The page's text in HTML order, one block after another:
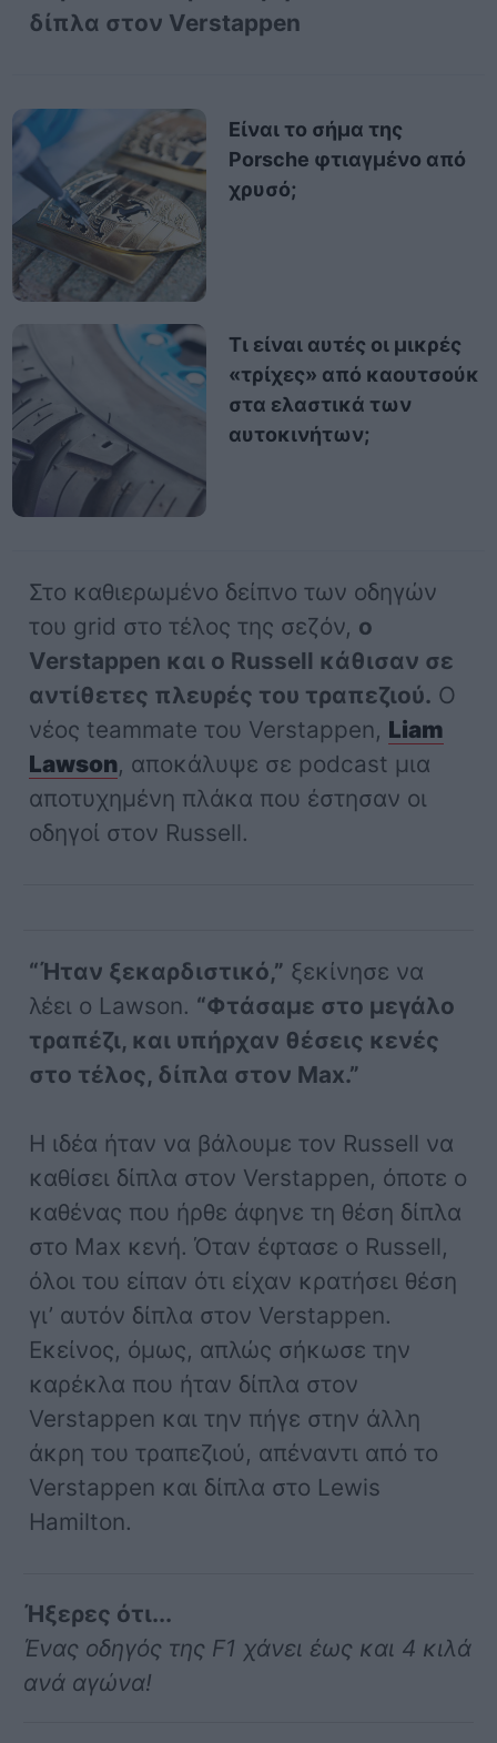
δίπλα στον Verstappen
Είναι το σήμα της
Porsche φτιαγμένο από
χρυσό;
Τι είναι αυτές οι μικρές
«τρίχες» από καουτσούκ
στα ελαστικά των
αυτοκινήτων;
Στο καθιερωμένο δείπνο των οδηγών
του grid στο τέλος της σεζόν, ο
Verstappen και ο Russell κάθισαν σε
αντίθετες πλευρές του τραπεζιού. Ο
νέος teammate του Verstappen, Liam
Lawson, αποκάλυψε σε podcast μια
αποτυχημένη πλάκα που έστησαν οι
οδηγοί στον Russell.
“Ήταν ξεκαρδιστικό,” ξεκίνησε να
λέει ο Lawson. “Φτάσαμε στο μεγάλο
τραπέζι, και υπήρχαν θέσεις κενές
στο τέλος, δίπλα στον Max.”
Η ιδέα ήταν να βάλουμε τον Russell να
καθίσει δίπλα στον Verstappen, όποτε ο
καθένας που ήρθε άφηνε τη θέση δίπλα
στο Max κενή. Όταν έφτασε ο Russell,
όλοι του είπαν ότι είχαν κρατήσει θέση
γι’ αυτόν δίπλα στον Verstappen.
Εκείνος, όμως, απλώς σήκωσε την
καρέκλα που ήταν δίπλα στον
Verstappen και την πήγε στην άλλη
άκρη του τραπεζιού, απέναντι από το
Verstappen και δίπλα στο Lewis
Hamilton.
Ήξερες ότι...
Ένας οδηγός της F1 χάνει έως και 4 κιλά
ανά αγώνα!